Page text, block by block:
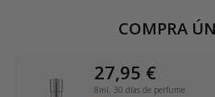
COMPRA
27,95 €
8ml, 30 días de perfume